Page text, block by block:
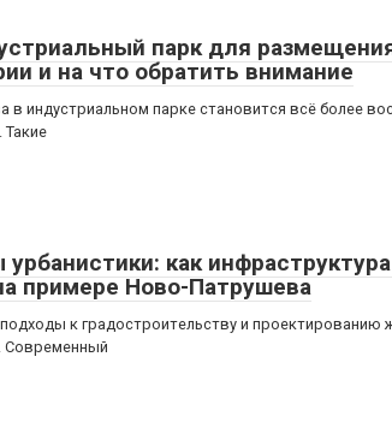
парк для
и на что обратить внимание
в индустриальном парке становится всё более
как
примере Ново-Патрушева
к градостроительству и проектированию
Современный